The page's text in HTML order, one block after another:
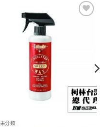
未分類